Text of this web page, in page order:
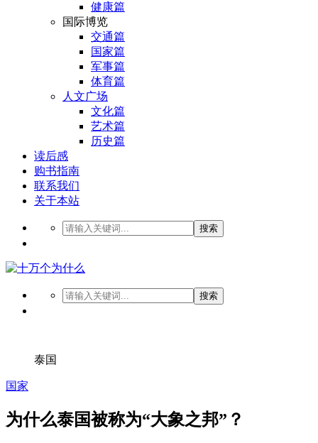
健康篇
国际博览
交通篇
国家篇
军事篇
体育篇
人文广场
文化篇
艺术篇
历史篇
读后感
购书指南
联系我们
关于本站
搜索
搜索
泰国
国家
为什么泰国被称为“大象之邦”？